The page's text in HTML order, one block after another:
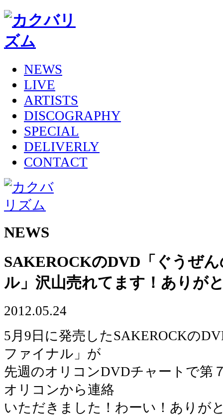
NEWS
LIVE
ARTISTS
DISCOGRAPHY
SPECIAL
DELIVERLY
CONTACT
NEWS
SAKEROCKのDVD「ぐうぜ
ル」沢山売れてます！ありが
2012.05.24
5月9日に発売したSAKEROCKの
ファイナル」が
先週のオリコンDVDチャートで第
オリコンから連絡
いただきました！わーい！ありが